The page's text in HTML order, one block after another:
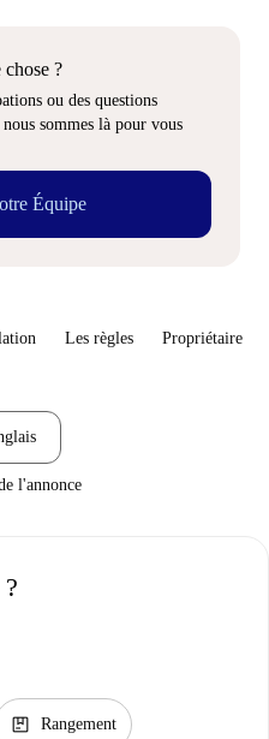
chose ?
ou des questions
sommes là pour vous
Équipe
Les règles Propriétaire
l'annonce
package Rangement